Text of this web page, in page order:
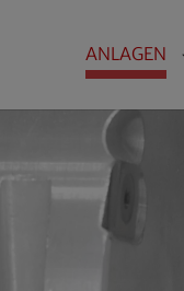
ANLAGEN